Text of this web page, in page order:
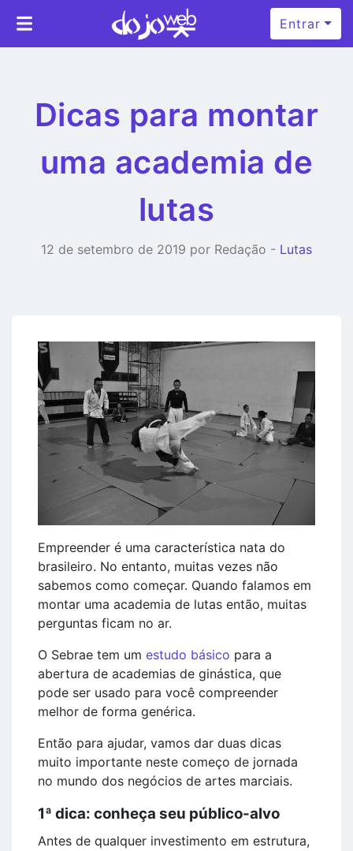
Entrar
Dicas para montar
uma academia de
lutas
12 de setembro de 2019 por Redação - Lutas
Empreender é uma característica nata do
brasileiro. No entanto, muitas vezes não
sabemos como começar. Quando falamos em
montar uma academia de lutas então, muitas
perguntas ficam no ar.
O Sebrae tem um estudo básico para a
abertura de academias de ginástica, que
pode ser usado para você compreender
melhor de forma genérica.
Então para ajudar, vamos dar duas dicas
muito importante neste começo de jornada
no mundo dos negócios de artes marciais.
1ª dica: conheça seu público-alvo
Antes de qualquer investimento em estrutura,